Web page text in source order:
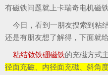
有磁铁问题就上卡瑞奇电机磁铁
今日，看到一朋友搜索到粘
还是有朋友想了解得，下面就
粘结钕铁硼磁铁的充磁方式
径面充磁、内径面充磁、斜角